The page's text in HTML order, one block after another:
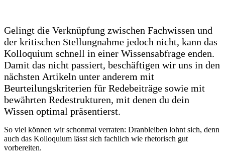
Gelingt die Verknüpfung zwischen Fachwissen und
der kritischen Stellungnahme jedoch nicht, kann das
Kolloquium schnell in einer Wissensabfrage enden.
Damit das nicht passiert, beschäftigen wir uns in den
nächsten Artikeln unter anderem mit
Beurteilungskriterien für Redebeiträge sowie mit
bewährten Redestrukturen, mit denen du dein
Wissen optimal präsentierst.
So viel können wir schonmal verraten: Dranbleiben lohnt sich, denn
auch das Kolloquium lässt sich fachlich wie rhetorisch gut
vorbereiten.